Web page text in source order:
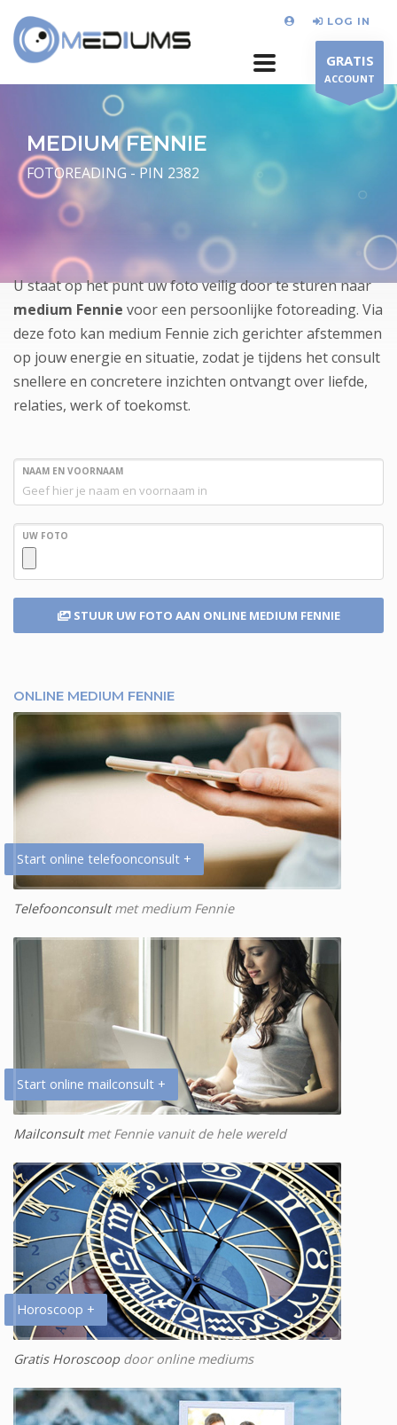
LOG IN
GRATIS
ACCOUNT
MEDIUM FENNIE
FOTOREADING - PIN 2382
U staat op het punt uw foto veilig door te sturen naar
medium Fennie voor een persoonlijke fotoreading. Via
deze foto kan medium Fennie zich gerichter afstemmen
op jouw energie en situatie, zodat je tijdens het consult
snellere en concretere inzichten ontvangt over liefde,
relaties, werk of toekomst.
NAAM EN VOORNAAM
UW FOTO
STUUR UW FOTO AAN ONLINE MEDIUM FENNIE
ONLINE MEDIUM FENNIE
Start online telefoonconsult +
Telefoonconsultmet medium Fennie
Start online mailconsult +
Mailconsultmet Fennie vanuit de hele wereld
Horoscoop +
Gratis Horoscoopdoor online mediums